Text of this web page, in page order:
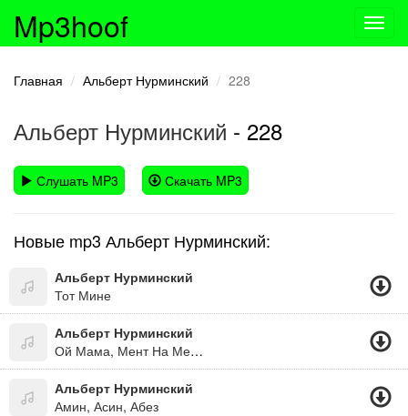
Mp3hoof
Главная Альберт Нурминский 228
Альберт Нурминский - 228
Слушать MP3 Скачать MP3
Новые mp3 Альберт Нурминский:
Альберт Нурминский
Тот Мине
Альберт Нурминский
Ой Мама, Мент На Меня Газует
Альберт Нурминский
Амин, Асин, Абез